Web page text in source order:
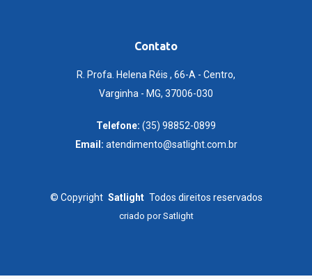
Contato
R. Profa. Helena Réis , 66-A - Centro,
Varginha - MG, 37006-030
Telefone: (35) 98852-0899
Email: atendimento@satlight.com.br
© Copyright Satlight Todos direitos reservados
criado porSatlight